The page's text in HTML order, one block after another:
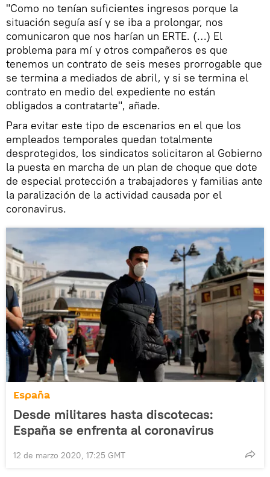
"Como no tenían suficientes ingresos porque la
situación seguía así y se iba a prolongar, nos
comunicaron que nos harían un ERTE. (…) El
problema para mí y otros compañeros es que
tenemos un contrato de seis meses prorrogable que
se termina a mediados de abril, y si se termina el
contrato en medio del expediente no están
obligados a contratarte", añade.
Para evitar este tipo de escenarios en el que los
empleados temporales quedan totalmente
desprotegidos, los sindicatos solicitaron al Gobierno
la puesta en marcha de un plan de choque que dote
de especial protección a trabajadores y familias ante
la paralización de la actividad causada por el
coronavirus.
España
Desde militares hasta discotecas:
España se enfrenta al coronavirus
12 de marzo 2020, 17:25 GMT